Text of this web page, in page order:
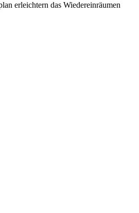
erleichtern das Wiedereinräumen